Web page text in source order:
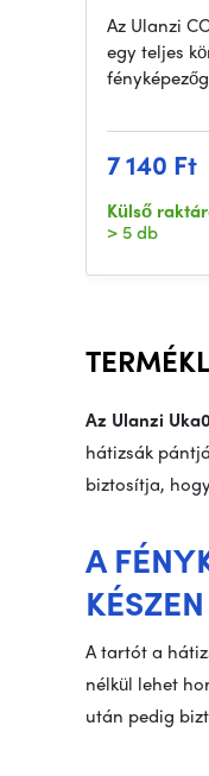
Az Ulanzi
egy teljes
7 140 Ft
Külső
> 5 db
Az Ulanzi
hátizsák
biztosítja,
A
A tartót a
nélkül lehet
után pedig